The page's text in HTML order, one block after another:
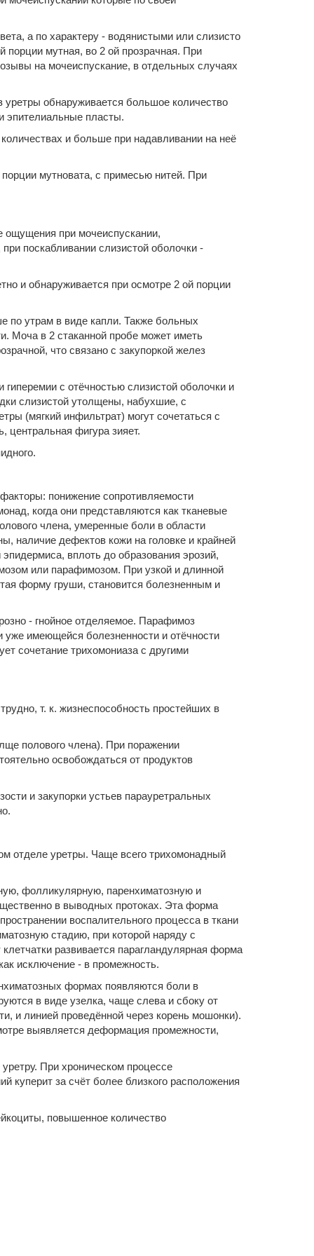
а по характеру - водянистыми или слизисто
порции мутная, во 2 ой прозрачная. При
на мочеиспускание, в отдельных случаях
обнаруживается большое количество
эпителиальные пласты.
и больше при надавливании на неё
мутновата, с примесью нитей. При
ощущения при мочеиспускании,
поскабливании слизистой оболочки -
и обнаруживается при осмотре 2 ой порции
по утрам в виде капли. Также больных
Моча в 2 стаканной пробе может иметь
что связано с закупоркой желез
с отёчностью слизистой оболочки и
слизистой утолщены, набухшие, с
(мягкий инфильтрат) могут сочетаться с
центральная фигура зияет.
понижение сопротивляемости
когда они представляются как тканевые
члена, умеренные боли в области
наличие дефектов кожи на головке и крайней
вплоть до образования эрозий,
или парафимозом. При узкой и длинной
форму груши, становится болезненным и
- гнойное отделяемое. Парафимоз
уже имеющейся болезненности и отёчности
сочетание трихомониаза с другими
т. к. жизнеспособность простейших в
полового члена). При поражении
освобождаться от продуктов
и закупорки устьев парауретральных
отделе уретры. Чаще всего трихомонадный
фолликулярную, паренхиматозную и
в выводных протоках. Эта форма
воспалительного процесса в ткани
стадию, при которой наряду с
развивается парагландулярная форма
исключение - в промежность.
формах появляются боли в
в виде узелка, чаще слева и сбоку от
и линией проведённой через корень мошонки).
выявляется деформация промежности,
При хроническом процессе
куперит за счёт более близкого расположения
повышенное количество